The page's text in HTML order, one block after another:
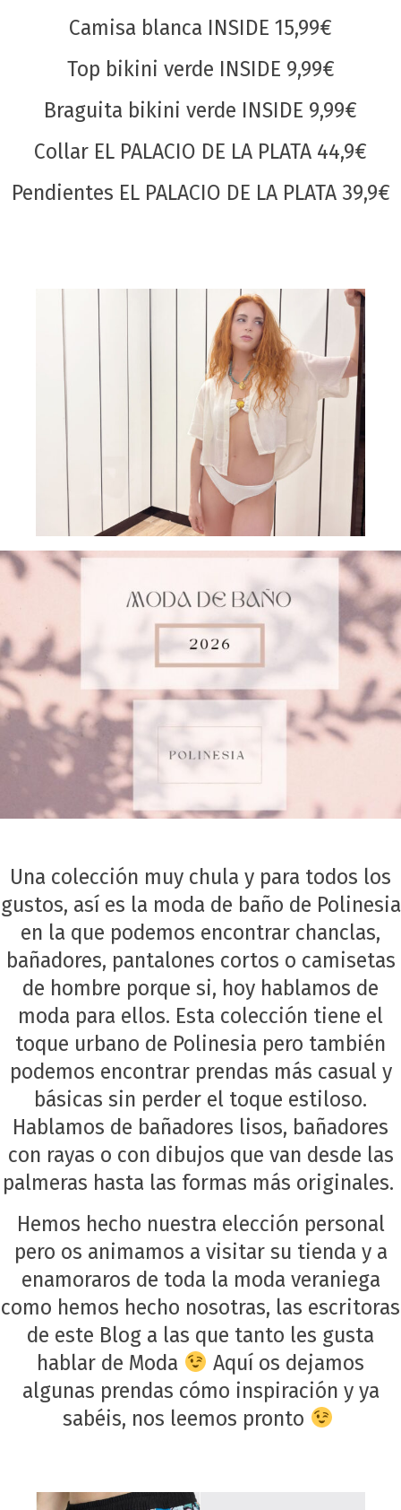
Camisa blanca INSIDE 15,99€
Top bikini verde INSIDE 9,99€
Braguita bikini verde INSIDE 9,99€
Collar EL PALACIO DE LA PLATA 44,9€
Pendientes EL PALACIO DE LA PLATA 39,9€
Una colección muy chula y para todos los
gustos, así es la moda de baño de Polinesia
en la que podemos encontrar chanclas,
bañadores, pantalones cortos o camisetas
de hombre porque si, hoy hablamos de
moda para ellos. Esta colección tiene el
toque urbano de Polinesia pero también
podemos encontrar prendas más casual y
básicas sin perder el toque estiloso.
Hablamos de bañadores lisos, bañadores
con rayas o con dibujos que van desde las
palmeras hasta las formas más originales.
Hemos hecho nuestra elección personal
pero os animamos a visitar su tienda y a
enamoraros de toda la moda veraniega
como hemos hecho nosotras, las escritoras
de este Blog a las que tanto les gusta
hablar de Moda
Aquí os dejamos
algunas prendas cómo inspiración y ya
sabéis, nos leemos pronto